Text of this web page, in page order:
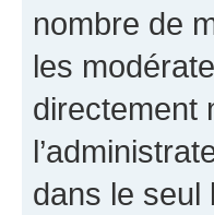
nombre de
les
directement
dans le seul